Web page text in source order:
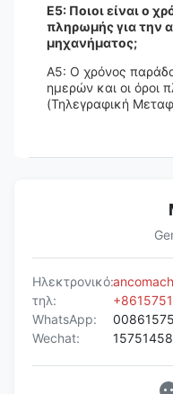
Ε5: Ποιοι είναι ο
πληρωμής για την
μηχανήματος;
A5: Ο χρόνος
ημερών και οι όροι
(Τηλεγραφική
Ηλεκτρονικό:
τηλ:
WhatsApp:
Wechat: